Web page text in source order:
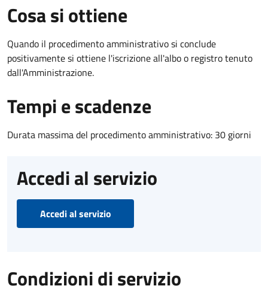
Cosa si ottiene
Quando il procedimento amministrativo si conclude
positivamente si ottiene l'iscrizione all'albo o registro tenuto
dall'Amministrazione.
Tempi e scadenze
Durata massima del procedimento amministrativo: 30 giorni
Accedi al servizio
Accedi al servizio
Condizioni di servizio